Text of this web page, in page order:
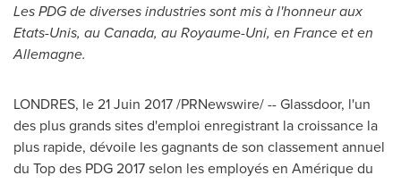
Les PDG de diverses industries sont mis à l'honneur aux
Etats-Unis, au Canada, au Royaume-Uni, en Franceet en
Allemagne.
LONDRES, le 21 Juin 2017 /PRNewswire/ -- Glassdoor, l'un
des plus grands sites d'emploi enregistrant la croissance la
plus rapide, dévoile les gagnants de son classement annuel
du Top des PDG 2017 selon les employés en Amérique du